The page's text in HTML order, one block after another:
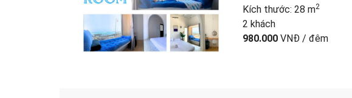
Kích thước: 28 m2
2 khách
980.000VNĐ / đêm